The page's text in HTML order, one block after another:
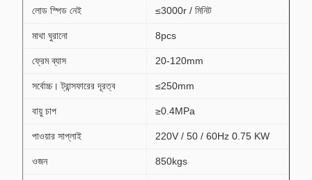
লোড স্পিড নেই ≤3000r / মিনিট
মাথা ঘুরানো 8pcs
ফ্রেম ব্যাস 20-120mm
সর্বোচ্চ। ট্রান্সফারের দূরত্ব ≤250mm
বায়ু চাপ ≥0.4MPa
পাওয়ার সাপ্লাই 220V / 50 / 60Hz 0.75 KW
ওজন 850kgs